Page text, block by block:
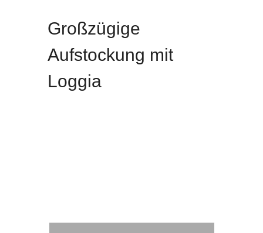
Großzügige
Aufstockung mit
Loggia